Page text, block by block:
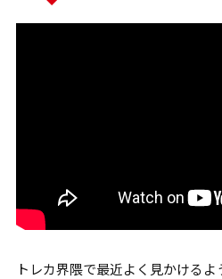
トレカ界隈で最近よく見かける